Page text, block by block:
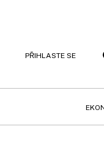
PŘIHLASTE SE